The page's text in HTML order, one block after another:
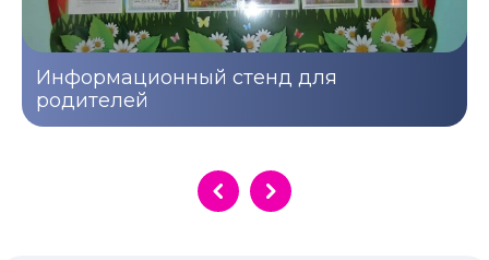
Информационный стенд для
родителей